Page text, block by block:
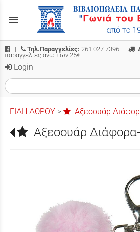
menu
| Τηλ.Παραγγελίες: 261 027 7396 |
παραγγελίες άνω των 25€
Login
ΕΙΔΗ ΔΩΡΟΥ > Αξεσουάρ
Αξεσουάρ